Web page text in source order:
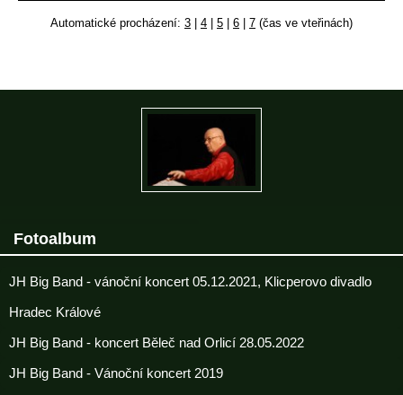
Automatické procházení: 3 4 5 6 7 (čas ve vteřinách)
Fotoalbum
JH Big Band - vánoční koncert 05.12.2021, Klicperovo divadlo
Hradec Králové
JH Big Band - koncert Běleč nad Orlicí 28.05.2022
JH Big Band - Vánoční koncert 2019